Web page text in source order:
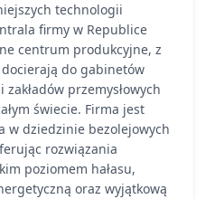
technologii
firmy w Republice
centrum produkcyjne, z
do gabinetów
przemysłowych
świecie. Firma jest
w dziedzinie bezolejowych
rozwiązania
poziomem hałasu,
oraz wyjątkową